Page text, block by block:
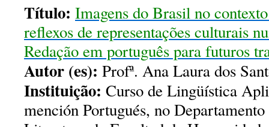
Título: Imagens do Brasil no
reflexos de representações culturais
Redação em português para futuros
Autor (es): Profª. Ana Laura dos
Instituição: Curso de Lingüística
mención Portugués, no